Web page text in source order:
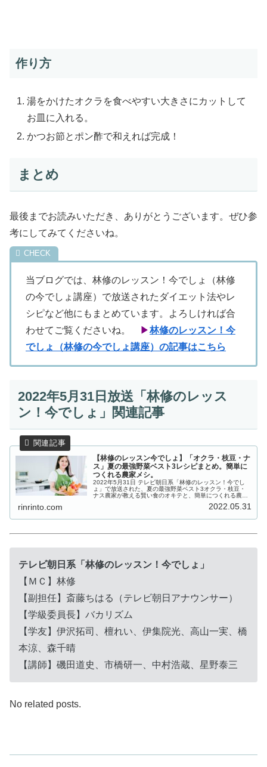
作り方
湯をかけたオクラを食べやすい大きさにカットして
お皿に入れる。
かつお節とポン酢で和えれば完成！
まとめ
最後までお読みいただき、ありがとうございます。ぜひ参
考にしてみてくださいね。
当ブログでは、林修のレッスン！今でしょ（林修
の今でしょ講座）で放送されたダイエット法やレ
シピなど他にもまとめています。よろしければ合
わせてご覧くださいね。
▶林修のレッスン！今
でしょ（林修の今でしょ講座）の記事はこちら
2022年5月31日放送「林修のレッス
ン！今でしょ」関連記事
【林修のレッスン今でしょ】「オクラ・枝豆・ナ
ス」夏の最強野菜ベスト3レシピまとめ。簡単に
つくれる農家メシ。
2022年5月31日 テレビ朝日系「林修のレッスン！今でし
ょ」で放送された、夏の最強野菜ベスト3オクラ・枝豆・
ナス農家が教える賢い食のオキテと、簡単につくれる農家
rinrinto.com 2022.05.31
テレビ朝日系「林修のレッスン！今でしょ」
【ＭＣ】林修
【副担任】斎藤ちはる（テレビ朝日アナウンサー）
【学級委員長】バカリズム
【学友】伊沢拓司、檀れい、伊集院光、高山一実、橋
本涼、森千晴
【講師】磯田道史、市橋研一、中村浩蔵、星野泰三
No related posts.